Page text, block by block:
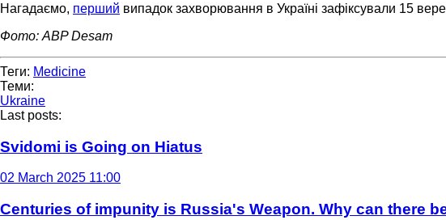
Нагадаємо, перший випадок захворювання в Україні зафіксували 15
Фото: ABP Desam
Теги: Medicine
Теми:
Ukraine
Last posts:
Svidomi is Going on Hiatus
02 March 2025 11:00
Centuries of impunity is Russia's Weapon. Why can there